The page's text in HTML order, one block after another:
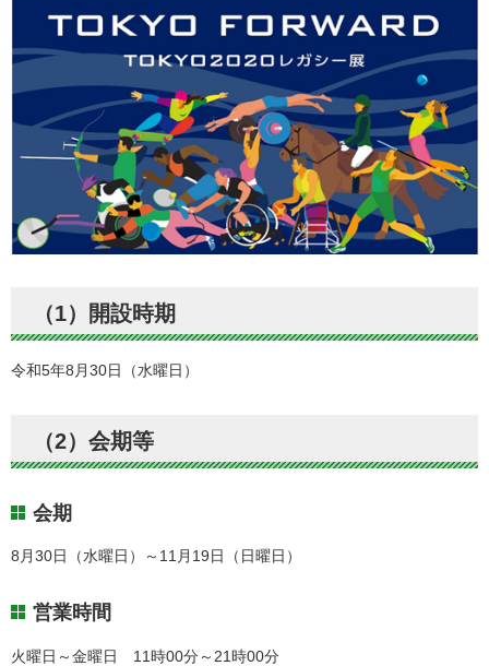
（1）開設時期
令和5年8月30日（水曜日）
（2）会期等
会期
8月30日（水曜日）～11月19日（日曜日）
営業時間
火曜日～金曜日 11時00分～21時00分